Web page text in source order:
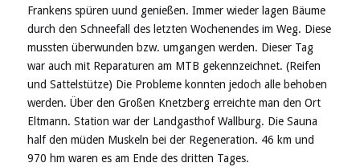
Frankens spüren uund genießen. Immer wieder lagen Bäume
durch den Schneefall des letzten Wochenendes im Weg. Diese
mussten überwunden bzw. umgangen werden. Dieser Tag
war auch mit Reparaturen am MTB gekennzeichnet. (Reifen
und Sattelstütze) Die Probleme konnten jedoch alle behoben
werden. Über den Großen Knetzberg erreichte man den Ort
Eltmann. Station war der Landgasthof Wallburg. Die Sauna
half den müden Muskeln bei der Regeneration. 46 km und
970 hm waren es am Ende des dritten Tages.